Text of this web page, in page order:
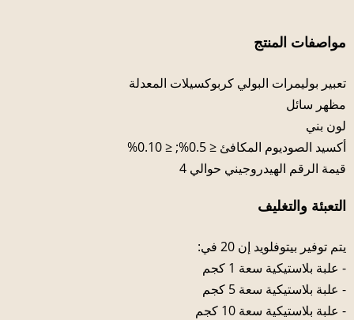
مواصفات المنتج
تعبير بوليمرات البولي كربوكسيلات المعدلة
مظهر سائل
لون بني
أكسيد الصوديوم المكافئ ≤ 0.5%; ≤ 0.10%
قيمة الرقم الهيدروجيني حوالي 4
التعبئة والتغليف
يتم توفير بيتوفلويد إن 20 في:
- علبة بلاستيكية سعة 1 كجم
- علبة بلاستيكية سعة 5 كجم
- علبة بلاستيكية سعة 10 كجم